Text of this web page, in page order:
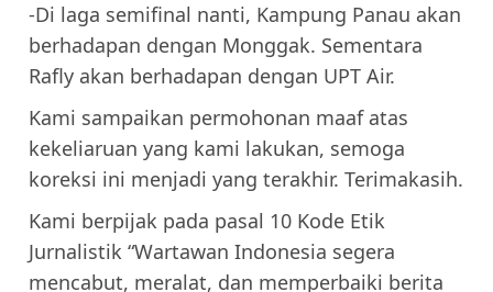
-Di laga semifinal nanti, Kampung Panau akan
berhadapan dengan Monggak. Sementara
Rafly akan berhadapan dengan UPT Air.
Kami sampaikan permohonan maaf atas
kekeliaruan yang kami lakukan, semoga
koreksi ini menjadi yang terakhir. Terimakasih.
Kami berpijak pada pasal 10 Kode Etik
Jurnalistik “Wartawan Indonesia segera
mencabut, meralat, dan memperbaiki berita